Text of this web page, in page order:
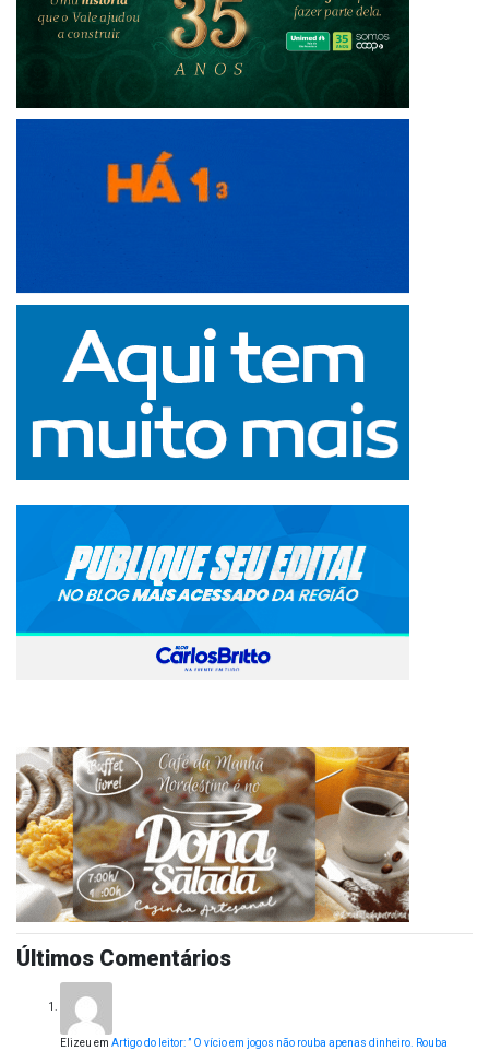
Últimos Comentários
Elizeu em Artigo do leitor: ” O vício em jogos não rouba apenas dinheiro. Rouba